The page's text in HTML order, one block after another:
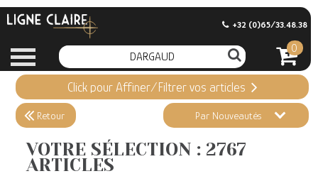
+32 (0)65/33.48.38
0
Appliquer ma Sélection
2767 ARTICLES
Effacer ma sélection
Informations
Click pour Affiner/Filtrer vos articles
Retour Par Nouveautés
VOTRE SÉLECTION : 2767
ARTICLES